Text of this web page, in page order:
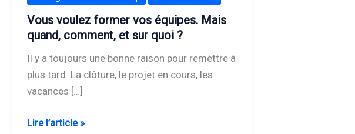
Vous voulez former vos équipes. Mais
quand, comment, et sur quoi ?
Il y a toujours une bonne raison pour remettre à
plus tard. La clôture, le projet en cours, les
vacances […]
former
équipes.
Mais
quand,
comment,
sur
Lire l’article »